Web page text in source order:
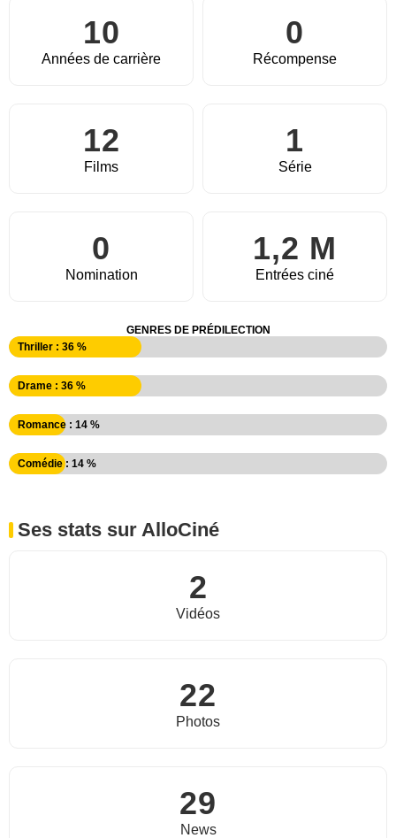
10
Années de carrière
0
Récompense
12
Films
1
Série
0
Nomination
1,2 M
Entrées ciné
GENRES DE PRÉDILECTION
Thriller : 36 %
Drame : 36 %
Romance : 14 %
Comédie : 14 %
Ses stats sur AlloCiné
2
Vidéos
22
Photos
29
News